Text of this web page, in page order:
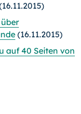
(16.11.2015)
auf 40 Seiten von